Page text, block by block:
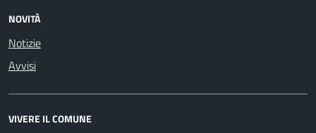
NOVITÀ
Notizie
Avvisi
VIVERE IL COMUNE